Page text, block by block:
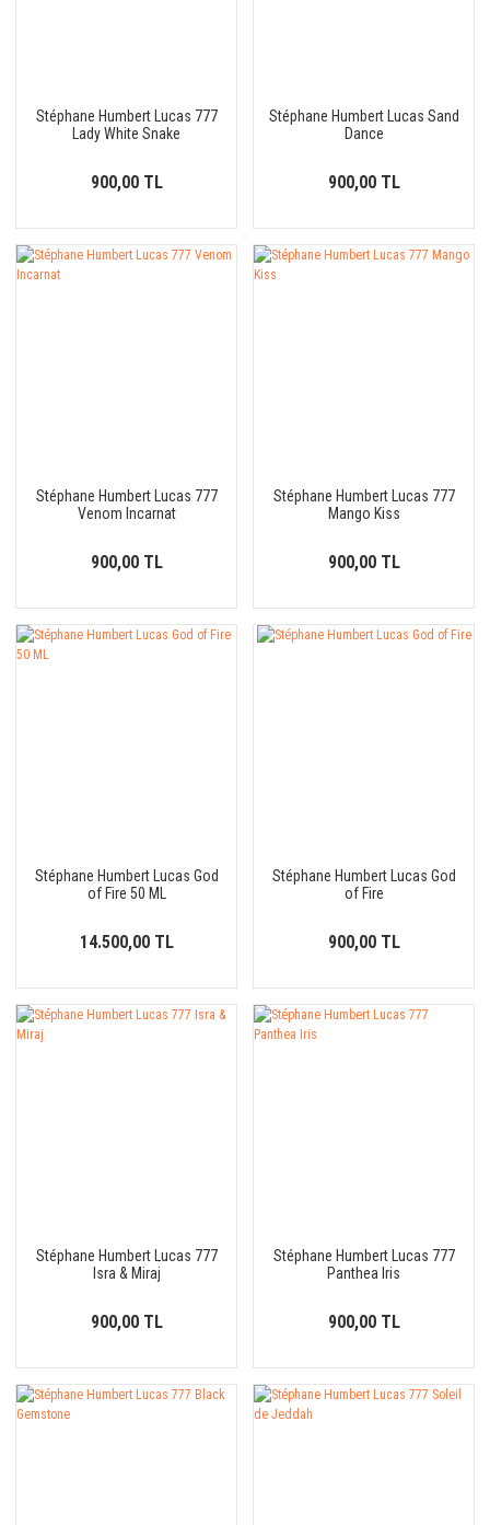
Stéphane Humbert Lucas 777
Lady White Snake
900,00 TL
Stéphane Humbert Lucas Sand
Dance
900,00 TL
Stéphane Humbert Lucas 777
Venom Incarnat
900,00 TL
Stéphane Humbert Lucas 777
Mango Kiss
900,00 TL
Stéphane Humbert Lucas God
of Fire 50 ML
14.500,00 TL
Stéphane Humbert Lucas God
of Fire
900,00 TL
Stéphane Humbert Lucas 777
Isra & Miraj
900,00 TL
Stéphane Humbert Lucas 777
Panthea Iris
900,00 TL